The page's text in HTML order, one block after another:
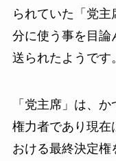
られていた「党
分に使う事を目論
送られたようです。
「党主席」は、
権力者であり現在
おける最終決定